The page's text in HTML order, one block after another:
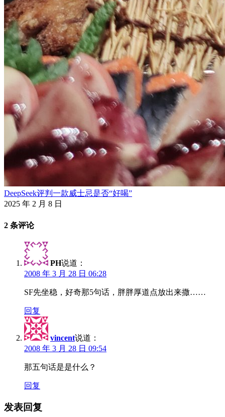
DeepSeek评判一款威士忌是否“好喝”
2025 年 2 月 8 日
2 条评论
PH说道：
2008 年 3 月 28 日 06:28
SF先坐稳，好奇那5句话，胖胖厚道点放出来撒……
回复
vincent说道：
2008 年 3 月 28 日 09:54
那五句话是是什么？
回复
发表回复